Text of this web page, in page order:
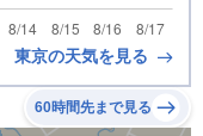
東京の天気を見る
60時間先まで見る